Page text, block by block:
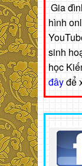
Gia
hình
sinh
học
đâyđể